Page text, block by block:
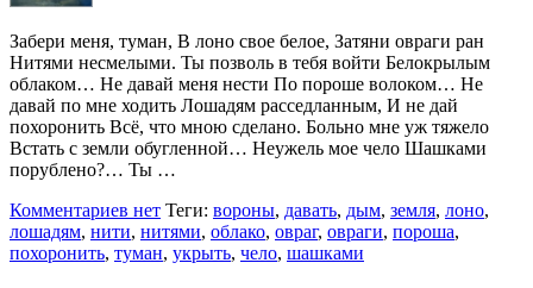
Забери меня, туман, В лоно свое белое, Затяни овраги ран
Нитями несмелыми. Ты позволь в тебя войти Белокрылым
облаком… Не давай меня нести По пороше волоком… Не
давай по мне ходить Лошадям расседланным, И не дай
похоронить Всё, что мною сделано. Больно мне уж тяжело
Встать с земли обугленной… Неужель мое чело Шашками
порублено?… Ты …
Комментариев нет Теги: вороны, давать, дым, земля, лоно,
лошадям, нити, нитями, облако, овраг, овраги, пороша,
похоронить, туман, укрыть, чело, шашками